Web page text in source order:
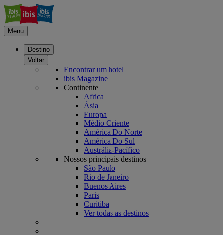
Menu
Destino
Voltar
Encontrar um hotel
ibis Magazine
Continente
Africa
Ásia
Europa
Médio Oriente
América Do Norte
América Do Sul
Austrália-Pacífico
Nossos principais destinos
São Paulo
Rio de Janeiro
Buenos Aires
Paris
Curitiba
Ver todas as destinos